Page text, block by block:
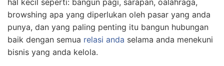
hal kecil seperti: bangun pagi, sarapan, oalahraga,
browshing apa yang diperlukan oleh pasar yang anda
punya, dan yang paling penting itu bangun hubungan
baik dengan semua relasi anda selama anda menekuni
bisnis yang anda kelola.